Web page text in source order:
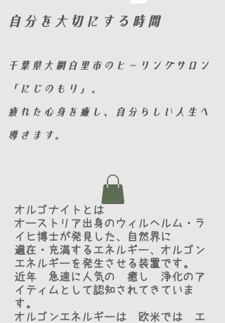
自分を大切にする時間
千葉県大網白里市のヒーリングサロン
「にじのもり」。
疲れた心身を癒し、自分らしい人生へ
導きます。
オルゴナイトとは
オーストリア出身のウィルヘルム・ラ
イヒ博士が発見した、自然界に
遍在・充満するエネルギー、オルゴン
エネルギーを発生させる装置です。
​近年 急速に人気の 癒し 浄化のア
イティムとして認知されてきていま
す。
オルゴンエネルギーは 欧米では エ